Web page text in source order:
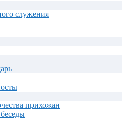
служения
прихожан